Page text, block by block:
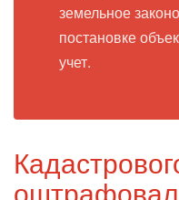
земельное
постановке
учет.